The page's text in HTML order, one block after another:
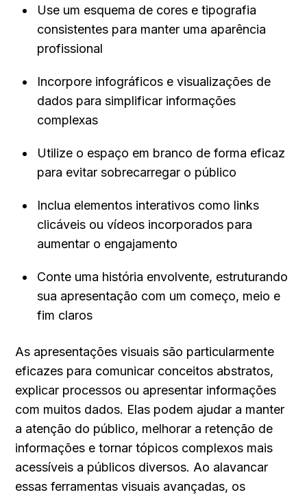
Use um esquema de cores e tipografia
consistentes para manter uma aparência
profissional
Incorpore infográficos e visualizações de
dados para simplificar informações
complexas
Utilize o espaço em branco de forma eficaz
para evitar sobrecarregar o público
Inclua elementos interativos como links
clicáveis ou vídeos incorporados para
aumentar o engajamento
Conte uma história envolvente, estruturando
sua apresentação com um começo, meio e
fim claros
As apresentações visuais são particularmente
eficazes para comunicar conceitos abstratos,
explicar processos ou apresentar informações
com muitos dados. Elas podem ajudar a manter
a atenção do público, melhorar a retenção de
informações e tornar tópicos complexos mais
acessíveis a públicos diversos. Ao alavancar
essas ferramentas visuais avançadas, os